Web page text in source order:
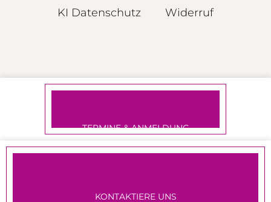
KI Datenschutz
Widerruf
TERMINE & ANMELDUNG
KONTAKTIERE UNS